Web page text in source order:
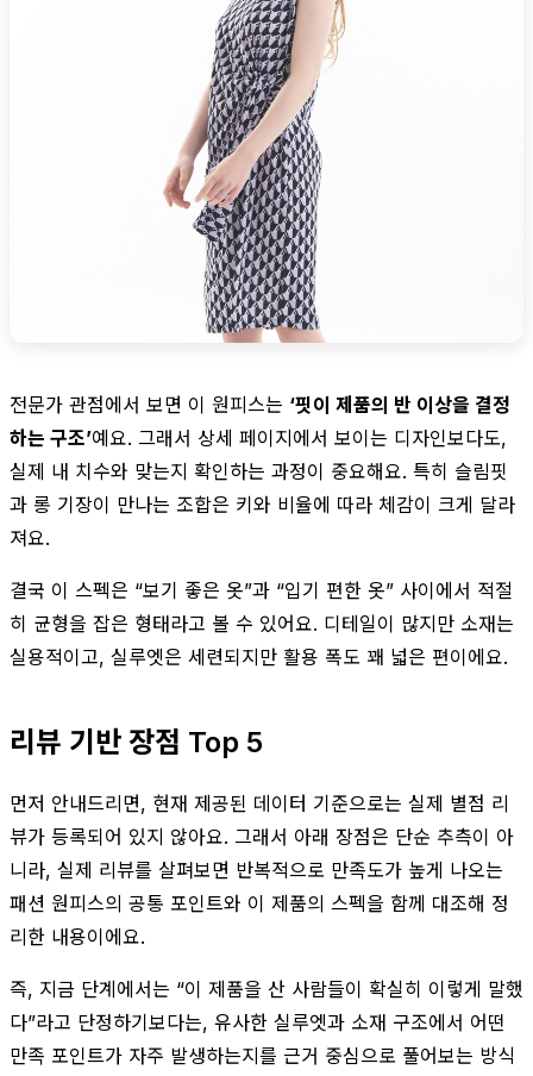
전문가 관점에서 보면 이 원피스는 ‘핏이 제품의 반 이상을 결정
하는 구조’예요. 그래서 상세 페이지에서 보이는 디자인보다도,
실제 내 치수와 맞는지 확인하는 과정이 중요해요. 특히 슬림핏
과 롱 기장이 만나는 조합은 키와 비율에 따라 체감이 크게 달라
져요.
결국 이 스펙은 “보기 좋은 옷”과 “입기 편한 옷” 사이에서 적절
히 균형을 잡은 형태라고 볼 수 있어요. 디테일이 많지만 소재는
실용적이고, 실루엣은 세련되지만 활용 폭도 꽤 넓은 편이에요.
리뷰 기반 장점 Top 5
먼저 안내드리면, 현재 제공된 데이터 기준으로는 실제 별점 리
뷰가 등록되어 있지 않아요. 그래서 아래 장점은 단순 추측이 아
니라, 실제 리뷰를 살펴보면 반복적으로 만족도가 높게 나오는
패션 원피스의 공통 포인트와 이 제품의 스펙을 함께 대조해 정
리한 내용이에요.
즉, 지금 단계에서는 “이 제품을 산 사람들이 확실히 이렇게 말했
다”라고 단정하기보다는, 유사한 실루엣과 소재 구조에서 어떤
만족 포인트가 자주 발생하는지를 근거 중심으로 풀어보는 방식